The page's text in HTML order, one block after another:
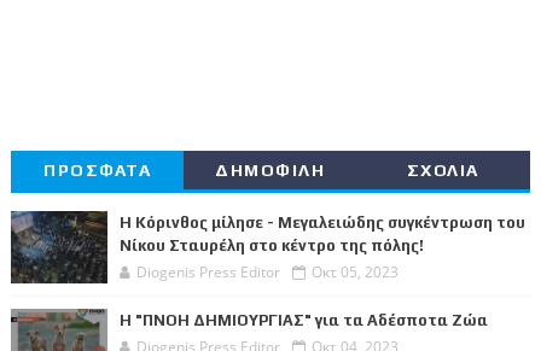
ΠΡΟΣΦΑΤΑ ΔΗΜΟΦΙΛΗ ΣΧΟΛΙΑ
Η Κόρινθος μίλησε - Μεγαλειώδης συγκέντρωση του
Νίκου Σταυρέλη στο κέντρο της πόλης!
Diogenis Press Editor Οκτ 05, 2023
Η "ΠΝΟΗ ΔΗΜΙΟΥΡΓΙΑΣ" για τα Αδέσποτα Ζώα
Diogenis Press Editor Οκτ 04, 2023